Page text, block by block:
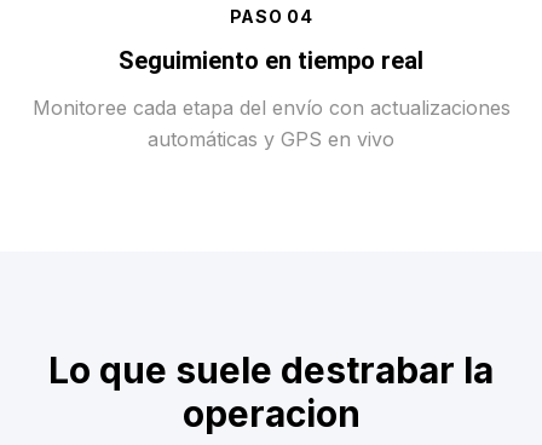
PASO 04
Seguimiento en tiempo real
Monitoree cada etapa del envío con actualizaciones
automáticas y GPS en vivo
Lo que suele destrabar la
operacion